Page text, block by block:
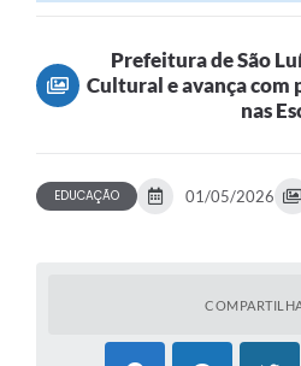
Prefeitura de São
Cultural e avança
nas
EDUCAÇÃO 01/05/2026